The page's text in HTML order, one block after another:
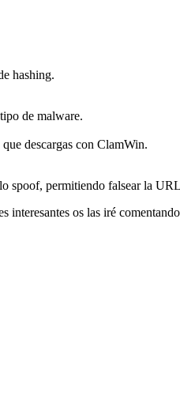
hashing.
de malware.
descargas con ClamWin.
spoof, permitiendo falsear la
interesantes os las iré